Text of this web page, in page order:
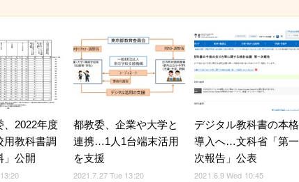
、2022年度
用教科書調
」公開
都教委、企業や大学と
連携…1人1台端末活用
を支援
2021.7.27 Tue 13:20
デジタル教科書の本格
導入へ…文科省「第一
次報告」公表
2021.6.9 Wed 10:45